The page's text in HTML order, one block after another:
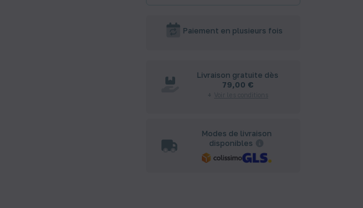
Paiement en plusieurs fois
Livraison gratuite dès
79,00 €
Modes de livraison
disponibles